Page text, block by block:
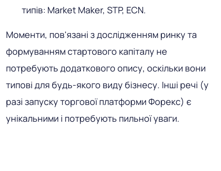
типів: Market Maker, STP, ECN.
Моменти, пов'язані з дослідженням ринку та
формуванням стартового капіталу не
потребують додаткового опису, оскільки вони
типові для будь-якого виду бізнесу. Інші речі (у
разі запуску торгової платформи Форекс) є
унікальними і потребують пильної уваги.